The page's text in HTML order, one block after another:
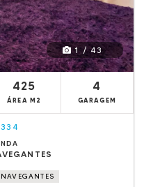
1 / 43
425
ÁREA M2
4
GARAGEM